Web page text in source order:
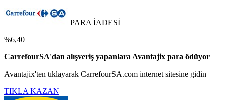
PARA İADESİ
%6,40
CarrefourSA'dan alışveriş yapanlara Avantajix para ödüyor
Avantajix'ten tıklayarak CarrefourSA.com internet sitesine gidin
TIKLA KAZAN